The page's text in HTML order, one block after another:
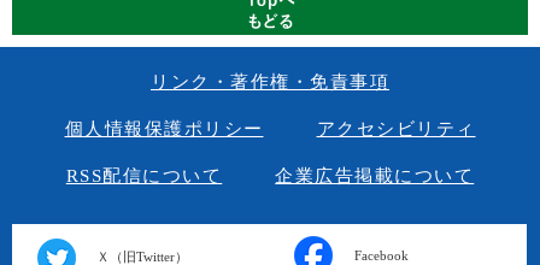
リンク・著作権・免責事項
個人情報保護ポリシー アクセシビリティ
RSS配信について 企業広告掲載について
Ｘ（旧Twitter） Facebook